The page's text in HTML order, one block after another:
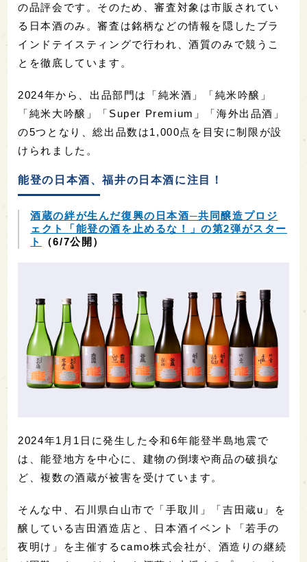
の品評会です。そのため、審査対象は市販されてい
る日本酒のみ。審査は銘柄などの情報を隠したブラ
インドテイスティングで行われ、酒質のみで競うこ
とを徹底しています。
2024年から、出品部門は「純米酒」「純米吟醸」
「純米大吟醸」「Super Premium」「海外出品酒」
の5つとなり、総出品数は1,000点を目安に制限が設
けられました。
能登の日本酒、福井の日本酒に注目！
酒蔵の絆が生んだ復興の日本酒─共同醸造プロジ
ェクト「能登の酒を止めるな！」の第2弾がスター
ト
（6/7公開）
2024年1月1日に発生した令和6年能登半島地震で
は、能登地方を中心に、建物の倒壊や商品の破損な
ど、複数の酒蔵が被害を受けています。
そんな中、石川県白山市で「手取川」「吉田蔵u」を
醸している吉田酒造店と、日本酒イベント「若手の
夜明け」を主催するcamo株式会社が、酒造りの継続